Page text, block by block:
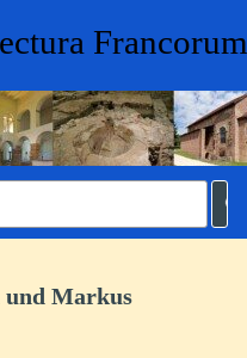
Francorum
Markus